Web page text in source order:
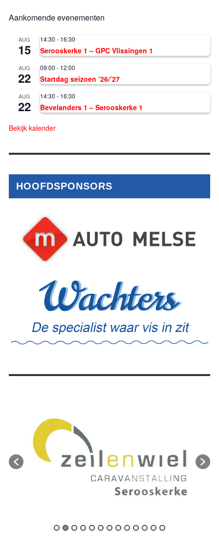
Aankomende evenementen
AUG
15
14:30 - 16:30
Serooskerke 1 – GPC Vlissingen 1
AUG
22
09:00 - 12:00
Startdag seizoen ’26/’27
AUG
22
14:30 - 16:30
Bevelanders 1 – Serooskerke 1
Bekijk kalender
HOOFDSPONSORS